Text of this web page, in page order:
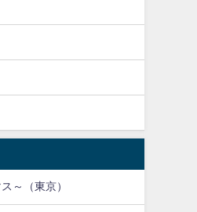
～（東京）